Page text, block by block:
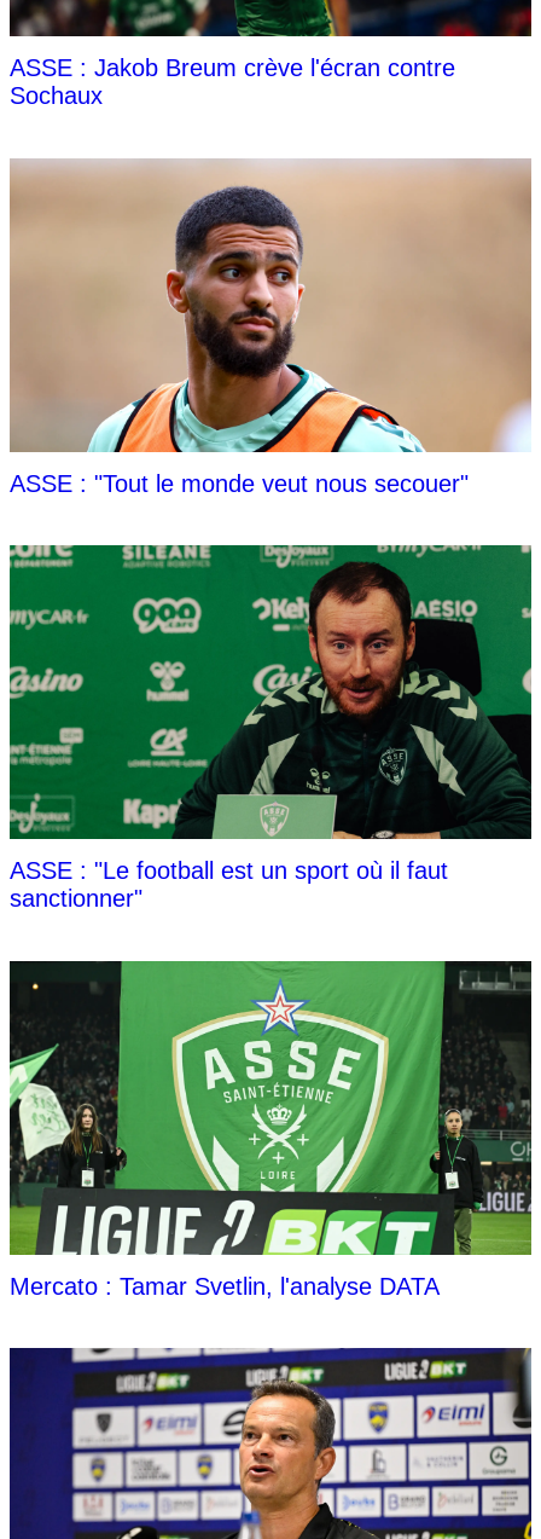
ASSE : Jakob Breum crève l'écran contre
Sochaux
ASSE : "Tout le monde veut nous secouer"
ASSE : "Le football est un sport où il faut
sanctionner"
Mercato : Tamar Svetlin, l'analyse DATA